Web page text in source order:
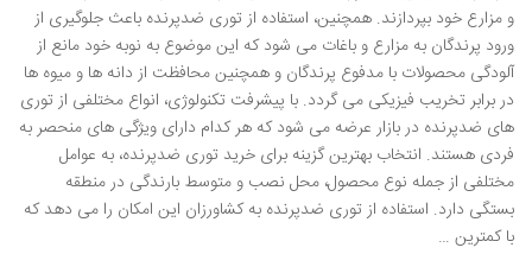
و مزارع خود بپردازند. همچنین، استفاده از توری ضدپرنده باعث جلوگیری از
ورود پرندگان به مزارع و باغات می شود که این موضوع به نوبه خود مانع از
آلودگی محصولات با مدفوع پرندگان و همچنین محافظت از دانه ها و میوه ها
در برابر تخریب فیزیکی می گردد. با پیشرفت تکنولوژی، انواع مختلفی از توری
های ضدپرنده در بازار عرضه می شود که هر کدام دارای ویژگی های منحصر به
فردی هستند. انتخاب بهترین گزینه برای خرید توری ضدپرنده، به عوامل
مختلفی از جمله نوع محصول، محل نصب و متوسط بارندگی در منطقه
بستگی دارد. استفاده از توری ضدپرنده به کشاورزان این امکان را می دهد که
با کمترین …